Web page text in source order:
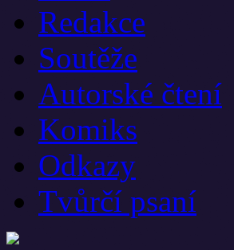
Redakce
Soutěže
Autorské čtení
Komiks
Odkazy
Tvůrčí psaní